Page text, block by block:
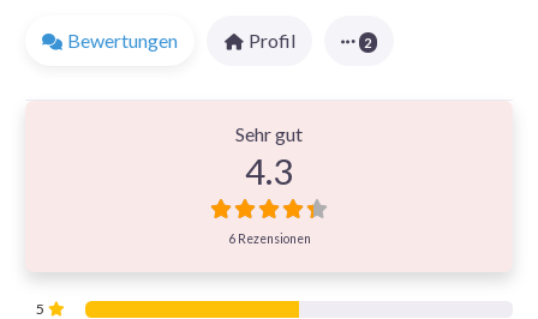
Bewertungen Profil 2
Sehr gut
4.3
6 Rezensionen
5